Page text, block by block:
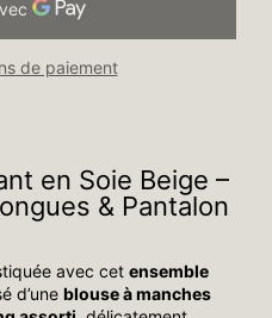
de paiement
en Soie Beige –
& Pantalon
avec cet ensemble
d’une blouse à manches